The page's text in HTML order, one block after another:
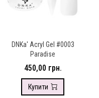
DNKa' Аcryl Gel #0003
Paradise
450,00 грн.
Купити